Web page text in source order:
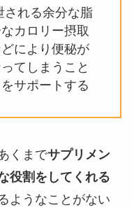
れる余分な脂
カロリー摂取
により便秘が
てしまうこと
サポートする
くまでサプリメン
役割をしてくれる
ようなことがない